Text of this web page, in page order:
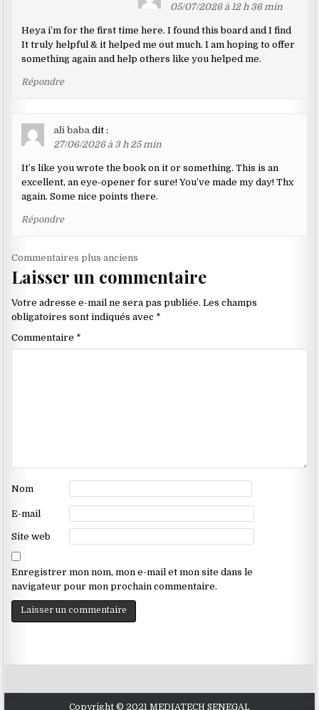
les
commentaires
05/07/2026 à 12 h 36 min
Heya i’m for the first time here. I found this board and I find
It truly helpful & it helped me out much. I am hoping to offer
something again and help others like you helped me.
Répondre
ali baba dit :
27/06/2026 à 3 h 25 min
It’s like you wrote the book on it or something. This is an
excellent, an eye-opener for sure! You’ve made my day! Thx
again. Some nice points there.
Répondre
Navigation
dans
les
commentaires
Commentaires plus anciens
Laisser un commentaire
Votre adresse e-mail ne sera pas publiée. Les champs
obligatoires sont indiqués avec *
Commentaire *
Nom
E-mail
Site web
Enregistrer mon nom, mon e-mail et mon site dans le
navigateur pour mon prochain commentaire.
Copyright © 2021 MEDIATECH SENEGAL